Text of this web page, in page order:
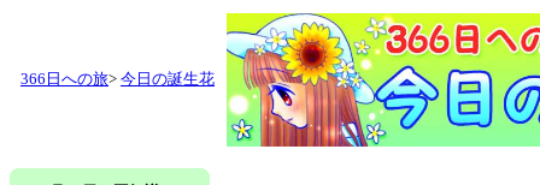
366日への旅> 今日の誕生花